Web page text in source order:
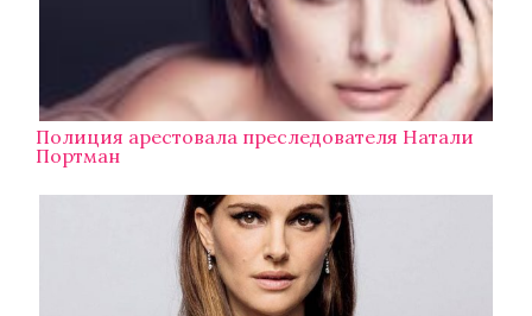
Полиция арестовала преследователя Натали
Портман